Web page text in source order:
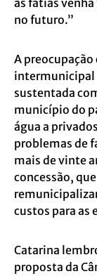
às fatias
no futuro.”
A
intermunicipal
sustentada
município do
água a
problemas de
mais de vinte
concessão,
custos para as
Catarina
proposta da